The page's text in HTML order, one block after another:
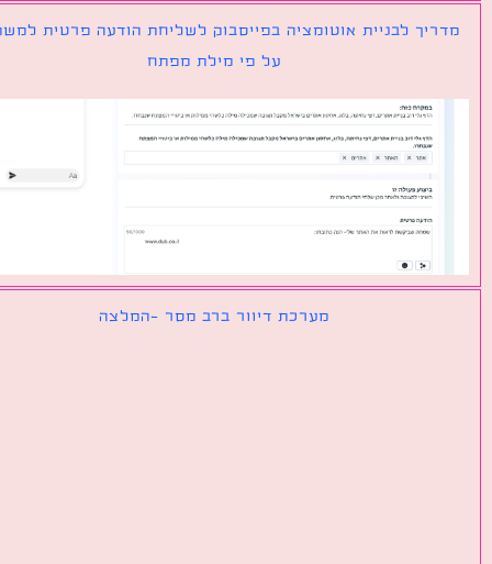
לבניית אוטומציה בפייסבוק לשליחת הודעה פרטית למשתמש
על פי מילת מפתח
מערכת דיוור ברב מסר -המלצה